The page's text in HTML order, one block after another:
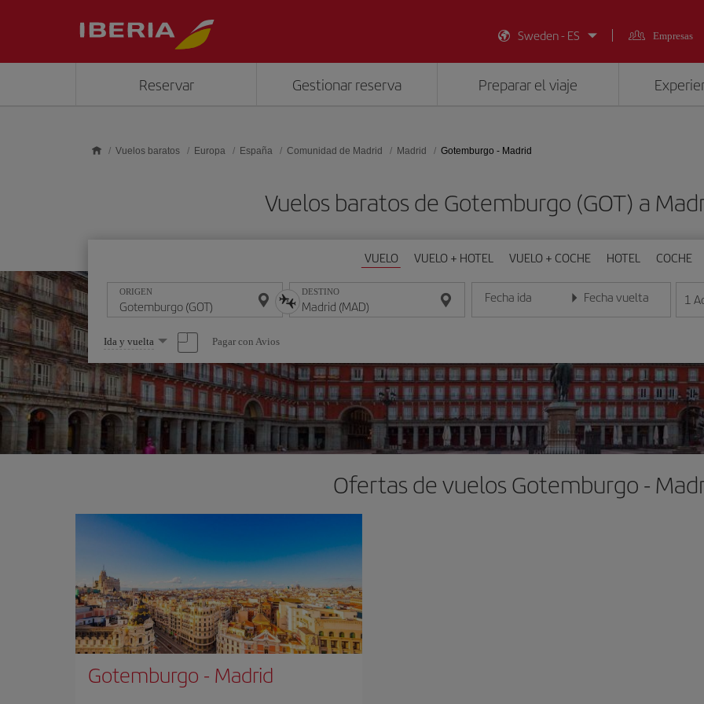
Sweden - ES
Empresas
Reservar Gestionar reserva Preparar el viaje
Vuelos baratos Europa España Comunidad de Madrid Madrid Gotemburgo - Madrid
Vuelos baratos de Gotemburgo (GOT) a
VUELO VUELO + HOTEL VUELO + COCHE HOTEL COCHE
ORIGEN DESTINO Fecha ida
Introduce la fecha en formato día/mes/año
Fecha vuelta
Introduce la fecha en 1
Seleccione
una
opción
Ida y vuelta Pagar con Avios
Ofertas de vuelos Gotemburgo -
Gotemburgo - Madrid